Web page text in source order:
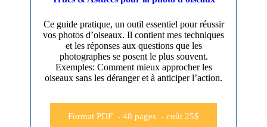
Ce guide pratique, un outil essentiel pour réussir
vos photos d’oiseaux. Il contient mes techniques
et les réponses aux questions que les
photographes se posent le plus souvent.
Exemples: Comment mieux approcher les
oiseaux sans les déranger et à anticiper l’action.
Format PDF - 48 pages - coût 25$